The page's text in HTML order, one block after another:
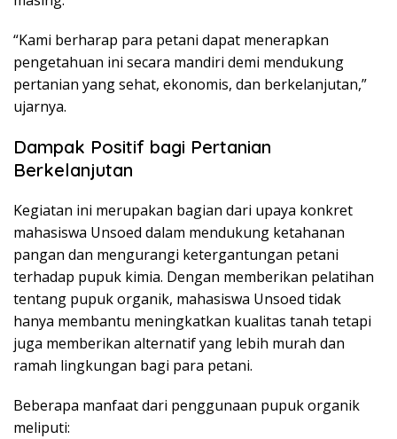
“Kami berharap para petani dapat menerapkan
pengetahuan ini secara mandiri demi mendukung
pertanian yang sehat, ekonomis, dan berkelanjutan,”
ujarnya.
Dampak Positif bagi Pertanian
Berkelanjutan
Kegiatan ini merupakan bagian dari upaya konkret
mahasiswa Unsoed dalam mendukung ketahanan
pangan dan mengurangi ketergantungan petani
terhadap pupuk kimia. Dengan memberikan pelatihan
tentang pupuk organik, mahasiswa Unsoed tidak
hanya membantu meningkatkan kualitas tanah tetapi
juga memberikan alternatif yang lebih murah dan
ramah lingkungan bagi para petani.
Beberapa manfaat dari penggunaan pupuk organik
meliputi: